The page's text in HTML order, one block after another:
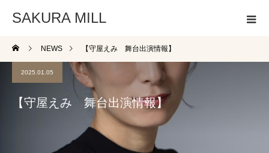
SAKURA MILL
NEWS 【守屋えみ 舞台出演情報】
2025.01.05
【守屋えみ 舞台出演情報】